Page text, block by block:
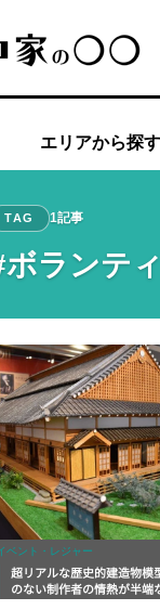
エリアから探す
TAG 1記事
ボランテ
ベント・レジャー
超リアルな歴史的建造物模
のない制作者の情熱が半端